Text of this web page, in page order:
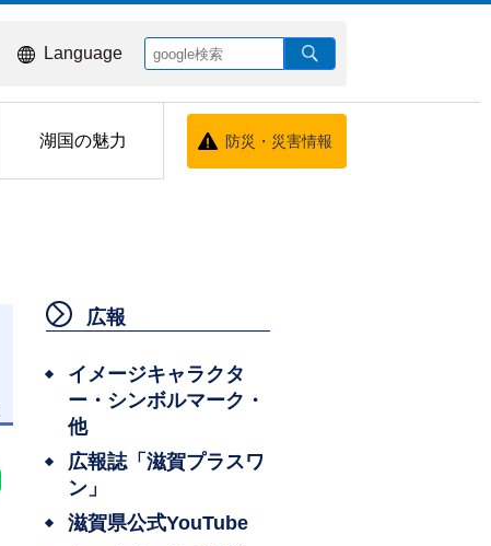
Language
湖国の魅力 防災・災害情報
広報
イメージキャラクタ
ー・シンボルマーク・
他
広報誌「滋賀プラスワ
ン」
滋賀県公式YouTube